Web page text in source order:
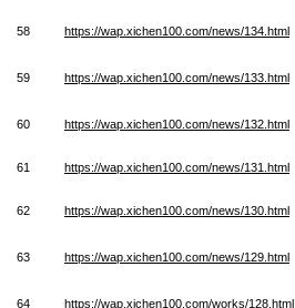
58 https://wap.xichen100.com/news/134.html
59 https://wap.xichen100.com/news/133.html
60 https://wap.xichen100.com/news/132.html
61 https://wap.xichen100.com/news/131.html
62 https://wap.xichen100.com/news/130.html
63 https://wap.xichen100.com/news/129.html
64 https://wap.xichen100.com/works/128.html